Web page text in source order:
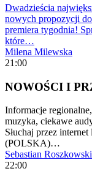
Dwadzieścia
nowych propozycji
premiera tygodnia!
które…
Milena Milewska
21:00
NOWOŚCI I
Informacje
muzyka, ciekawe
Słuchaj przez
(POLSKA)…
Sebastian Roszkowski
22:00